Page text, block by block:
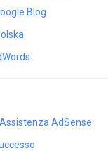
Blog
AdSense